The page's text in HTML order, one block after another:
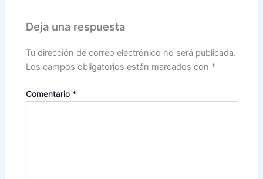
Deja una respuesta
Tu dirección de correo electrónico no será publicada.
Los campos obligatorios están marcados con *
Comentario *